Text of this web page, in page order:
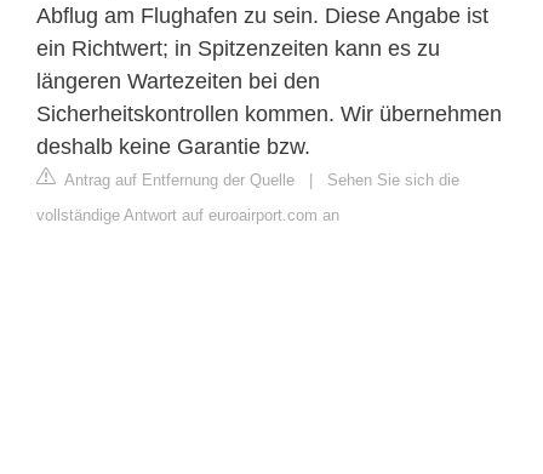
Abflug am Flughafen zu sein. Diese Angabe ist
ein Richtwert; in Spitzenzeiten kann es zu
längeren Wartezeiten bei den
Sicherheitskontrollen kommen. Wir übernehmen
deshalb keine Garantie bzw.
Antrag auf Entfernung der Quelle | Sehen Sie sich die
vollständige Antwort auf euroairport.com an